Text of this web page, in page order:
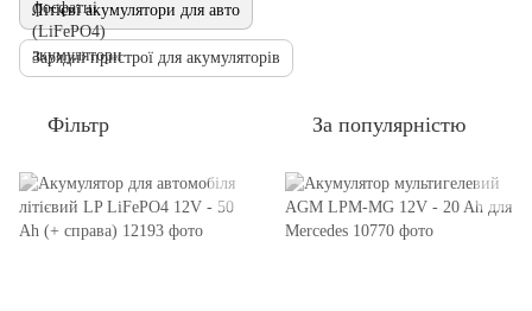
Літієві акумулятори для авто
Зарядні пристрої для акумуляторів
Фільтр За популярністю